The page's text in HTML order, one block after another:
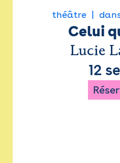
théâtre
Celui
Lucie
12